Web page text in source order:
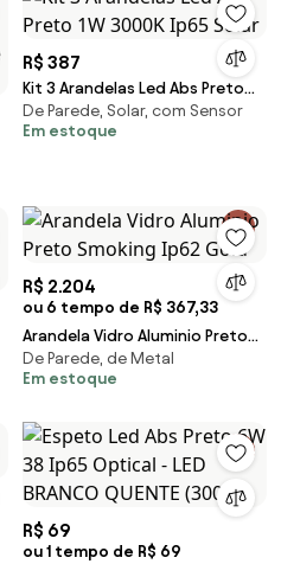
R$ 387
Kit 3 Arandelas Led Abs Preto
1W 3000K Ip65 Solar
De Parede, Solar, com Sensor
Em estoque
R$ 2.204
ou 6 tempo de R$ 367,33
Arandela Vidro Aluminio Preto
Smoking Ip62 Gold
De Parede, de Metal
Em estoque
R$ 69
ou 1 tempo de R$ 69